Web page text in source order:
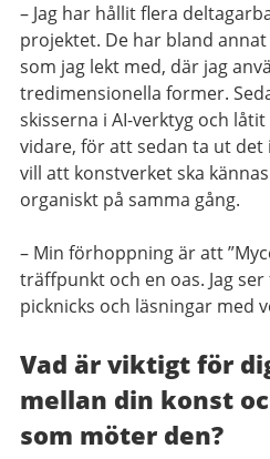
– Jag har hållit flera
projektet. De har bland
som jag lekt med, där jag
tredimensionella former.
skisserna i AI-verktyg och
vidare, för att sedan ta ut det
vill att konstverket ska
organiskt på samma gång.
– Min förhoppning är att
träffpunkt och en oas. Jag
picknicks och läsningar med
Vad är viktigt för
mellan din konst
som möter den?